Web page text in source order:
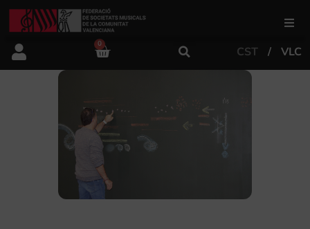
FSMCV
Àrea educativa
Àrea Artística
0
CST VLC